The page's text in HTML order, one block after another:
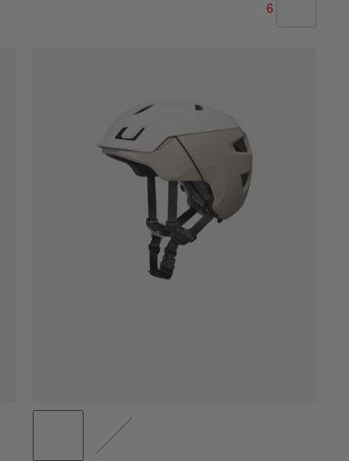
6
PRIS HØJ TIL LAV
HVAD ER NYT
VURDERING